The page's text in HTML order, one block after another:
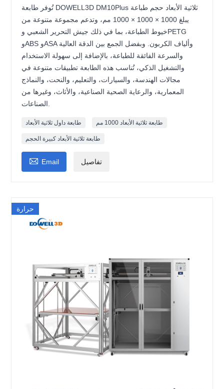
تُوفر طابعة DOWELL3D DM10Plus ثلاثية الأبعاد حجم طباعة
يبلغ 1000 × 1000 × 1000 مم، وتدعم مجموعة متنوعة من
خيوط الطباعة، بما في ذلك جيش التحرير الشعبي وPETG
وABS وASA وألياف الكربون. وبفضل الجمع بين الدقة العالية
والسرعة الفائقة للطباعة، بالإضافة إلى سهولة الاستخدام
والتشغيل الذكي، تُناسب هذه الطابعة تطبيقات متنوعة في
مجالات الهندسة، والسيارات، والتعليم، والنحت، والنماذج
المعمارية، والرعاية الصحية الصناعية، والأثاث، وغيرها من
طابعة داول ثلاثية الأبعاد طابعة ثلاثية الأبعاد 1000 مم
طابعة ثلاثية الأبعاد كبيرة الحجم
 Email تفاصيل
حرارة